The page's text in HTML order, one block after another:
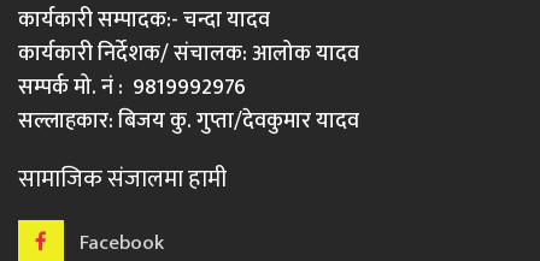
कार्यकारी सम्पादक:- चन्दा यादव
कार्यकारी निर्देशक/ संचालक: आलोक यादव
सम्पर्क मो. नं : 9819992976
सल्लाहकार: बिजय कु. गुप्ता/देवकुमार यादव
सामाजिक संजालमा हामी
Facebook